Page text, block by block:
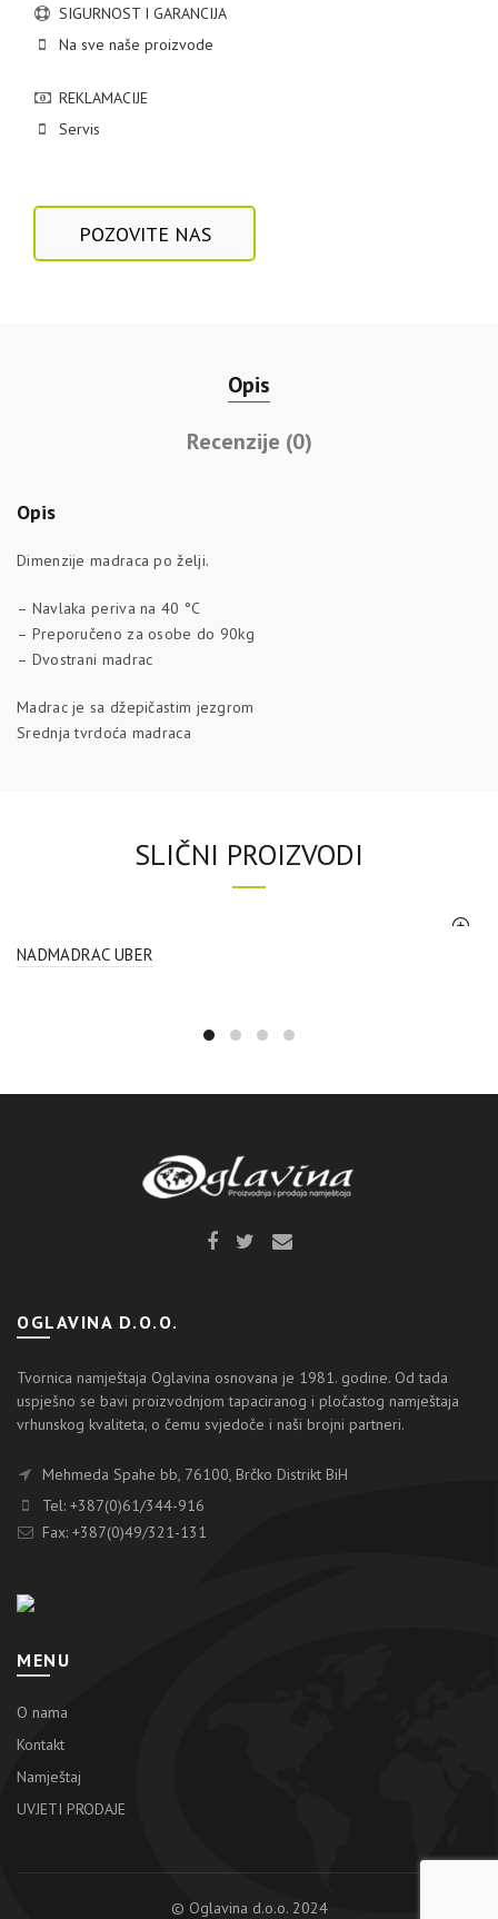
SIGURNOST I GARANCIJA
Na sve naše proizvode
REKLAMACIJE
Servis
POZOVITE NAS
Opis
Recenzije (0)
Opis
Dimenzije madraca po želji.
– Navlaka periva na 40 °C
– Preporučeno za osobe do 90kg
– Dvostrani madrac
Madrac je sa džepičastim jezgrom
Srednja tvrdoća madraca
SLIČNI PROIZVODI
NADMADRAC UBER
OGLAVINA D.O.O.
Tvornica namještaja Oglavina osnovana je 1981. godine. Od tada
uspješno se bavi proizvodnjom tapaciranog i pločastog namještaja
vrhunskog kvaliteta, o čemu svjedoče i naši brojni partneri.
Mehmeda Spahe bb, 76100, Brčko Distrikt BiH
Tel: +387(0)61/344-916
Fax: +387(0)49/321-131
MENU
O nama
Kontakt
Namještaj
UVJETI PRODAJE
© Oglavina d.o.o. 2024